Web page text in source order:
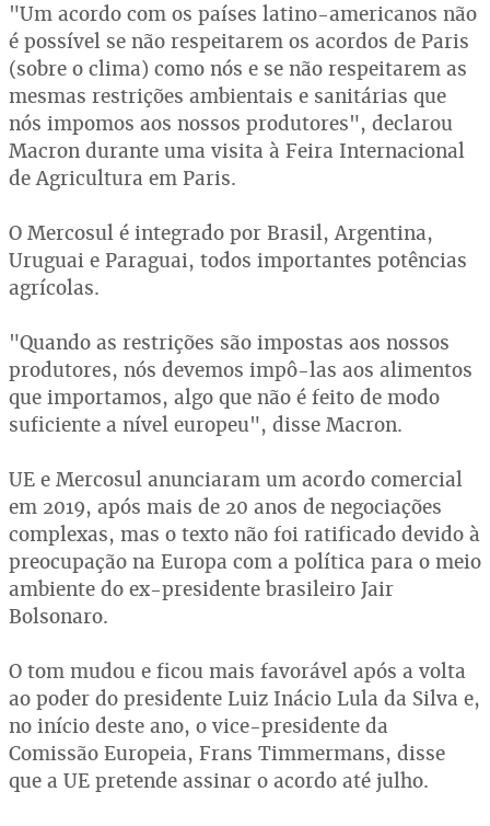
"Um acordo com os países latino-americanos não
é possível se não respeitarem os acordos de Paris
(sobre o clima) como nós e se não respeitarem as
mesmas restrições ambientais e sanitárias que
nós impomos aos nossos produtores", declarou
Macron durante uma visita à Feira Internacional
de Agricultura em Paris.
O Mercosul é integrado por Brasil, Argentina,
Uruguai e Paraguai, todos importantes potências
agrícolas.
"Quando as restrições são impostas aos nossos
produtores, nós devemos impô-las aos alimentos
que importamos, algo que não é feito de modo
suficiente a nível europeu", disse Macron.
UE e Mercosul anunciaram um acordo comercial
em 2019, após mais de 20 anos de negociações
complexas, mas o texto não foi ratificado devido à
preocupação na Europa com a política para o meio
ambiente do ex-presidente brasileiro Jair
Bolsonaro.
O tom mudou e ficou mais favorável após a volta
ao poder do presidente Luiz Inácio Lula da Silva e,
no início deste ano, o vice-presidente da
Comissão Europeia, Frans Timmermans, disse
que a UE pretende assinar o acordo até julho.